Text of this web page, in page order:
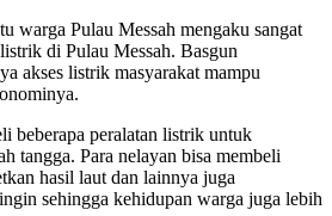
warga Pulau Messah mengaku sangat
di Pulau Messah. Basgun
akses listrik masyarakat mampu
beberapa peralatan listrik untuk
tangga. Para nelayan bisa membeli
hasil laut dan lainnya juga
sehingga kehidupan warga juga lebih